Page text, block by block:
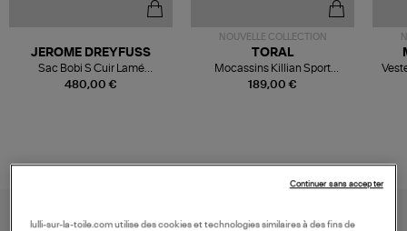
480,00 €
JEROME DREYFUSS
Sac Bobi S Cuir Lamé
Champagne
NOUVELLE COLLECTION
189,00 €
TORAL
Mocassins Killian Sport
Mousse
lulli-sur-la-toile.com utilise des cookies et technologies similaires à des fins de
Continuer sans accepter